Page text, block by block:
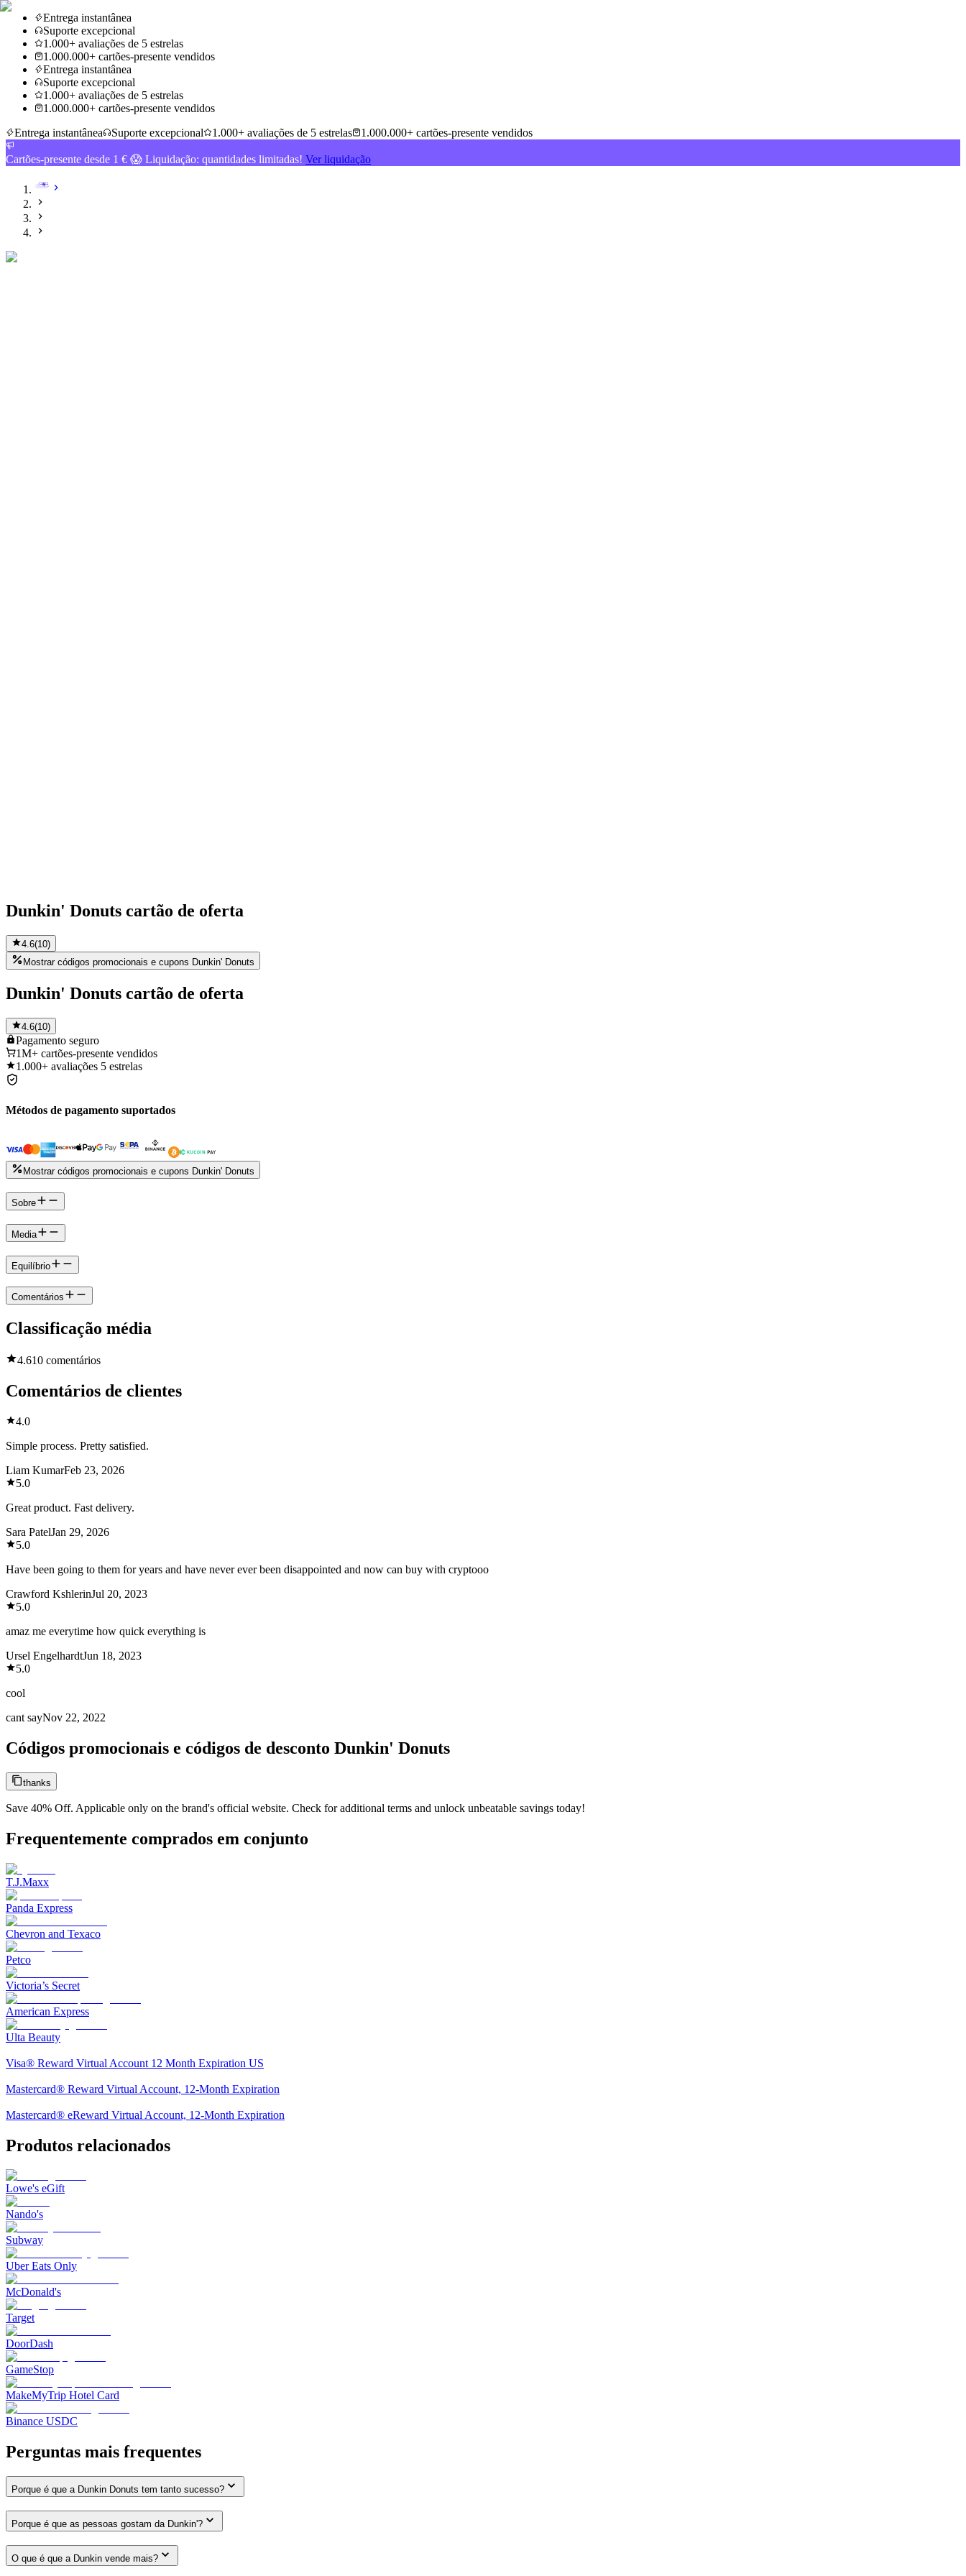
Entrega instantânea
Suporte excepcional
1.000+ avaliações de 5 estrelas
1.000.000+ cartões-presente vendidos
Entrega instantânea
Suporte excepcional
1.000+ avaliações de 5 estrelas
1.000.000+ cartões-presente vendidos
Entrega instantânea
Suporte excepcional 1.000+ avaliações de 5 estrelas 1.000.000+ cartões-presente vendidos
Cartões-presente desde 1 € 😱 Liquidação: quantidades limitadas! Ver liquidação
Dunkin' Donuts cartão de oferta
4.6(10)
Mostrar códigos promocionais e cupons Dunkin' Donuts
Dunkin' Donuts cartão de oferta
4.6(10)
Pagamento seguro
1M+ cartões-presente vendidos
1.000+ avaliações 5 estrelas
Métodos de pagamento suportados
Mostrar códigos promocionais e cupons Dunkin' Donuts
Sobre
Media
Equilíbrio
Comentários
Classificação média
4.610 comentários
Comentários de clientes
4.0
Simple process. Pretty satisfied.
Liam KumarFeb 23, 2026
5.0
Great product. Fast delivery.
Sara PatelJan 29, 2026
5.0
Have been going to them for years and have never ever been disappointed and now can buy with cryptooo
Crawford KshlerinJul 20, 2023
5.0
amaz me everytime how quick everything is
Ursel EngelhardtJun 18, 2023
5.0
cool
cant sayNov 22, 2022
Códigos promocionais e códigos de desconto Dunkin' Donuts
thanks
Save 40% Off. Applicable only on the brand's official website. Check for additional terms and unlock unbeatable savings today!
Frequentemente comprados em conjunto
T.J.Maxx
Panda Express
Chevron and Texaco
Petco
Victoria’s Secret
American Express
Ulta Beauty
Visa® Reward Virtual Account 12 Month Expiration US
Mastercard® Reward Virtual Account, 12-Month Expiration
Mastercard® eReward Virtual Account, 12-Month Expiration
Produtos relacionados
Lowe's eGift
Nando's
Subway
Uber Eats Only
McDonald's
Target
DoorDash
GameStop
MakeMyTrip Hotel Card
Binance USDC
Perguntas mais frequentes
Porque é que a Dunkin Donuts tem tanto sucesso?
Porque é que as pessoas gostam da Dunkin'?
O que é que a Dunkin vende mais?